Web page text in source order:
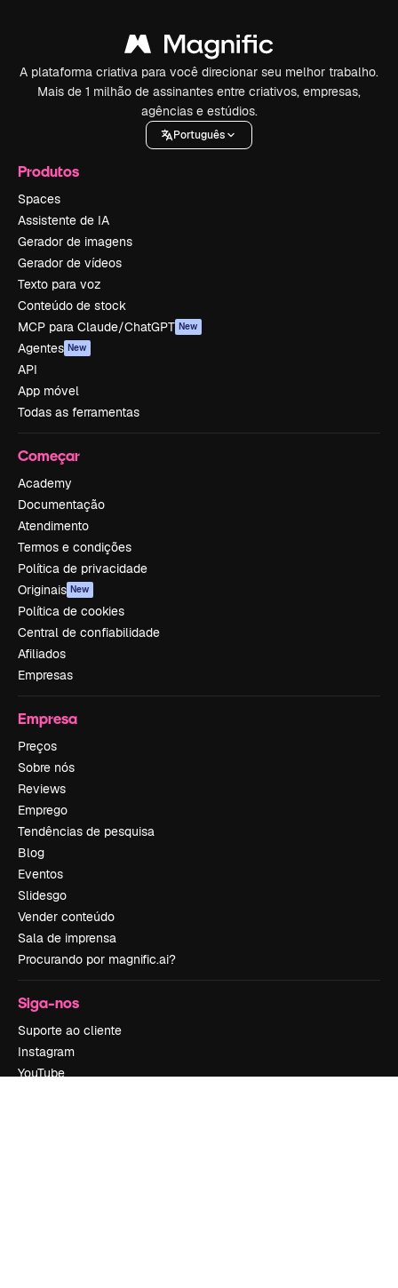
A plataforma criativa para você direcionar seu melhor trabalho.
Mais de 1 milhão de assinantes entre criativos, empresas,
agências e estúdios.
Português
Produtos
Spaces
Assistente de IA
Gerador de imagens
Gerador de vídeos
Texto para voz
Conteúdo de stock
MCP para Claude/ChatGPT New
Agentes New
API
App móvel
Todas as ferramentas
Começar
Academy
Documentação
Atendimento
Termos e condições
Política de privacidade
Originais New
Política de cookies
Central de confiabilidade
Afiliados
Empresas
Empresa
Preços
Sobre nós
Reviews
Emprego
Tendências de pesquisa
Blog
Eventos
Slidesgo
Vender conteúdo
Sala de imprensa
Procurando por magnific.ai?
Siga-nos
Suporte ao cliente
Instagram
YouTube